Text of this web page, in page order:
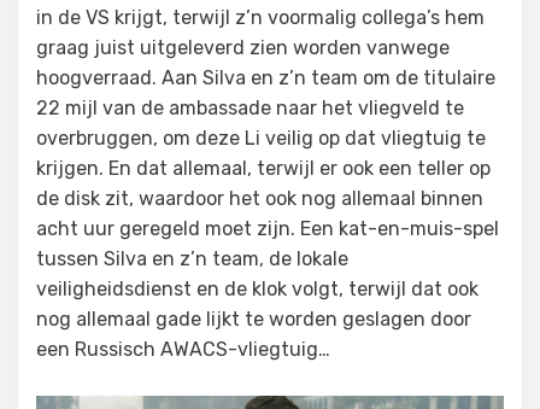
in de VS krijgt, terwijl z’n voormalig collega’s hem
graag juist uitgeleverd zien worden vanwege
hoogverraad. Aan Silva en z’n team om de titulaire
22 mijl van de ambassade naar het vliegveld te
overbruggen, om deze Li veilig op dat vliegtuig te
krijgen. En dat allemaal, terwijl er ook een teller op
de disk zit, waardoor het ook nog allemaal binnen
acht uur geregeld moet zijn. Een kat-en-muis-spel
tussen Silva en z’n team, de lokale
veiligheidsdienst en de klok volgt, terwijl dat ook
nog allemaal gade lijkt te worden geslagen door
een Russisch AWACS-vliegtuig…